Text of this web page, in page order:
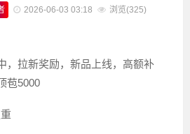
2026-06-03 03:18 浏览(325)
，拉新奖励，新品上线，高额补
苞5000